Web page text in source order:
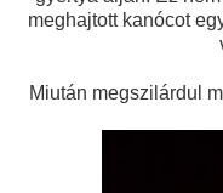
meghajtott kanócot
Miután megszilárdul